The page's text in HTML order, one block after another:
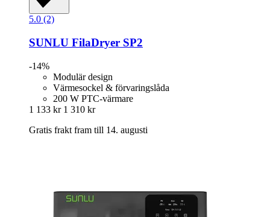
5.0 (2)
SUNLU FilaDryer SP2
-14%
Modulär design
Värmesockel & förvaringslåda
200 W PTC-värmare
1 133 kr 1 310 kr
Gratis frakt fram till 14. augusti